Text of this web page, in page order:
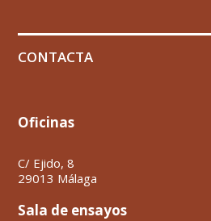
CONTACTA
Oficinas
C/ Ejido, 8
29013 Málaga
Sala de ensayos